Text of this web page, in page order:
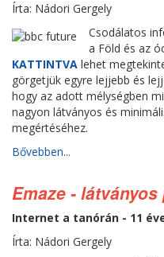
Írta: Nádori Gergely
Csodálatos
a Föld és az
KATTINTVA lehet
görgetjük egyre lejjebb és
hogy az adott mélységben
nagyon látványos és
megértéséhez.
Bővebben...
Emaze -
Internet a tanórán - 11
Írta: Nádori Gergely